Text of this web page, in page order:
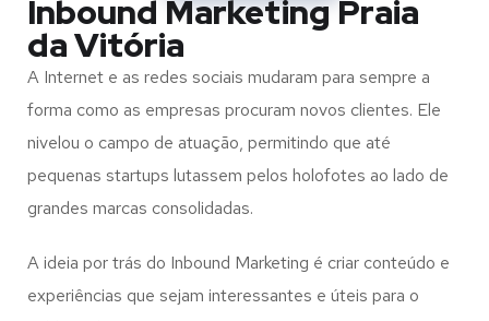
Inbound Marketing Praia
da Vitória
A Internet e as redes sociais mudaram para sempre a
forma como as empresas procuram novos clientes. Ele
nivelou o campo de atuação, permitindo que até
pequenas startups lutassem pelos holofotes ao lado de
grandes marcas consolidadas.
A ideia por trás do Inbound Marketing é criar conteúdo e
experiências que sejam interessantes e úteis para o